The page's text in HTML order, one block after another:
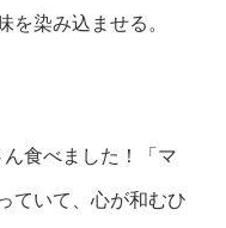
染み込ませる。
食べました！「マ
ていて、心が和むひ